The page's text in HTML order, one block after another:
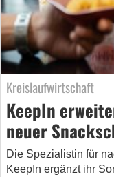
Kreislaufwirtschaft
KeepIn
neuer
Die Spezialistin für
KeepIn ergänzt ihr